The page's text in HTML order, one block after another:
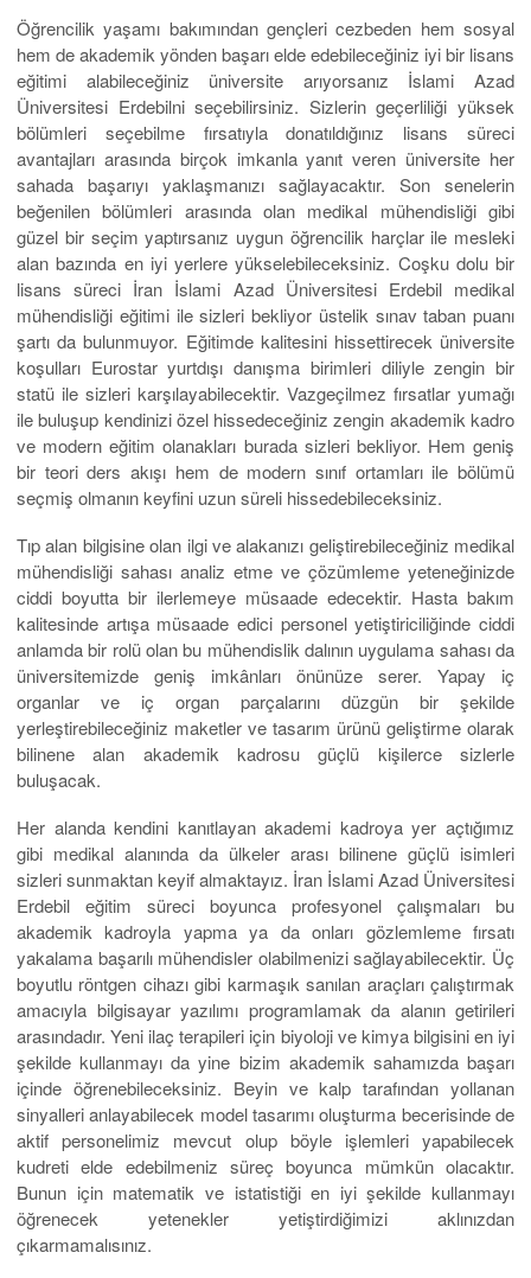
Öğrencilik yaşamı bakımından gençleri cezbeden hem sosyal
hem de akademik yönden başarı elde edebileceğiniz iyi bir lisans
eğitimi alabileceğiniz üniversite arıyorsanız İslami Azad
Üniversitesi Erdebilni seçebilirsiniz. Sizlerin geçerliliği yüksek
bölümleri seçebilme fırsatıyla donatıldığınız lisans süreci
avantajları arasında birçok imkanla yanıt veren üniversite her
sahada başarıyı yaklaşmanızı sağlayacaktır. Son senelerin
beğenilen bölümleri arasında olan medikal mühendisliği gibi
güzel bir seçim yaptırsanız uygun öğrencilik harçlar ile mesleki
alan bazında en iyi yerlere yükselebileceksiniz. Coşku dolu bir
lisans süreci İran İslami Azad Üniversitesi Erdebil medikal
mühendisliği eğitimi ile sizleri bekliyor üstelik sınav taban puanı
şartı da bulunmuyor. Eğitimde kalitesini hissettirecek üniversite
koşulları Eurostar yurtdışı danışma birimleri diliyle zengin bir
statü ile sizleri karşılayabilecektir. Vazgeçilmez fırsatlar yumağı
ile buluşup kendinizi özel hissedeceğiniz zengin akademik kadro
ve modern eğitim olanakları burada sizleri bekliyor. Hem geniş
bir teori ders akışı hem de modern sınıf ortamları ile bölümü
seçmiş olmanın keyfini uzun süreli hissedebileceksiniz.
Tıp alan bilgisine olan ilgi ve alakanızı geliştirebileceğiniz medikal
mühendisliği sahası analiz etme ve çözümleme yeteneğinizde
ciddi boyutta bir ilerlemeye müsaade edecektir. Hasta bakım
kalitesinde artışa müsaade edici personel yetiştiriciliğinde ciddi
anlamda bir rolü olan bu mühendislik dalının uygulama sahası da
üniversitemizde geniş imkânları önünüze serer. Yapay iç
organlar ve iç organ parçalarını düzgün bir şekilde
yerleştirebileceğiniz maketler ve tasarım ürünü geliştirme olarak
bilinene alan akademik kadrosu güçlü kişilerce sizlerle
buluşacak.
Her alanda kendini kanıtlayan akademi kadroya yer açtığımız
gibi medikal alanında da ülkeler arası bilinene güçlü isimleri
sizleri sunmaktan keyif almaktayız. İran İslami Azad Üniversitesi
Erdebil eğitim süreci boyunca profesyonel çalışmaları bu
akademik kadroyla yapma ya da onları gözlemleme fırsatı
yakalama başarılı mühendisler olabilmenizi sağlayabilecektir. Üç
boyutlu röntgen cihazı gibi karmaşık sanılan araçları çalıştırmak
amacıyla bilgisayar yazılımı programlamak da alanın getirileri
arasındadır. Yeni ilaç terapileri için biyoloji ve kimya bilgisini en iyi
şekilde kullanmayı da yine bizim akademik sahamızda başarı
içinde öğrenebileceksiniz. Beyin ve kalp tarafından yollanan
sinyalleri anlayabilecek model tasarımı oluşturma becerisinde de
aktif personelimiz mevcut olup böyle işlemleri yapabilecek
kudreti elde edebilmeniz süreç boyunca mümkün olacaktır.
Bunun için matematik ve istatistiği en iyi şekilde kullanmayı
öğrenecek yetenekler yetiştirdiğimizi aklınızdan
çıkarmamalısınız.